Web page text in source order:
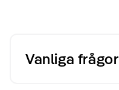
Vanliga frågor